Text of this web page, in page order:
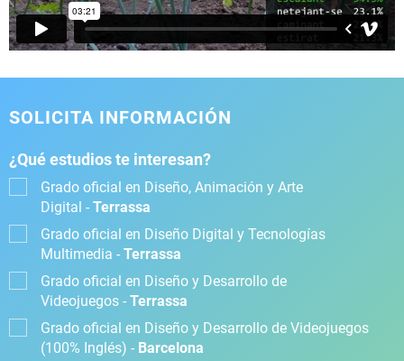
SOLICITA INFORMACIÓN
¿Qué estudios te interesan?
Grado oficial en Diseño, Animación y Arte
Digital - Terrassa
Grado oficial en Diseño Digital y Tecnologías
Multimedia - Terrassa
Grado oficial en Diseño y Desarrollo de
Videojuegos - Terrassa
Grado oficial en Diseño y Desarrollo de Videojuegos
(100% Inglés) - Barcelona